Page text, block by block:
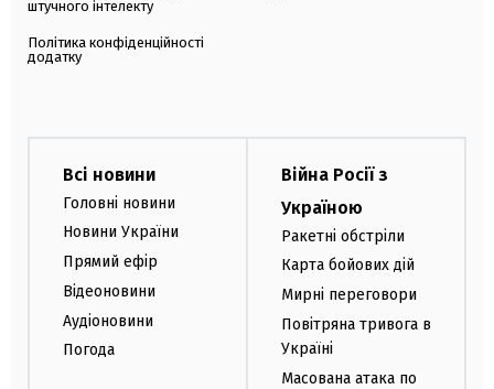
штучного інтелекту
Політика конфіденційності
додатку
Всі новини
Головні новини
Новини України
Прямий ефір
Відеоновини
Аудіоновини
Погода
Війна Росії з
Україною
Ракетні обстріли
Карта бойових дій
Мирні переговори
Повітряна тривога в
Україні
Масована атака по